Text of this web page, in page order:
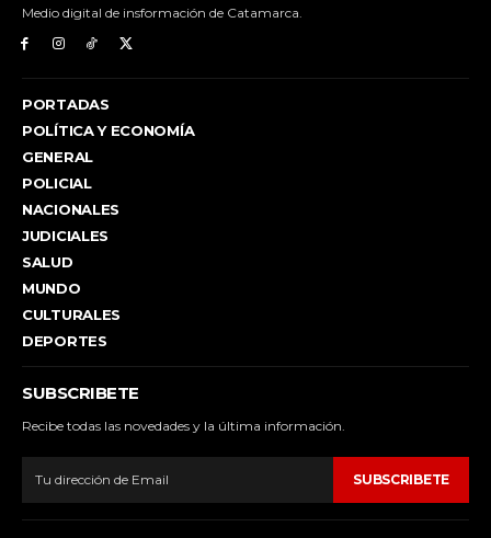
Medio digital de insformación de Catamarca.
PORTADAS
POLÍTICA Y ECONOMÍA
GENERAL
POLICIAL
NACIONALES
JUDICIALES
SALUD
MUNDO
CULTURALES
DEPORTES
SUBSCRIBETE
Recibe todas las novedades y la última información.
SUBSCRIBETE